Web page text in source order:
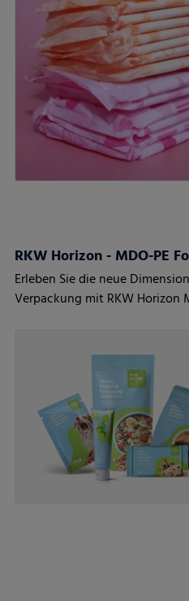
RKW Horizon - MDO-PE
Erleben Sie die neue
Verpackung mit RKW Horizon